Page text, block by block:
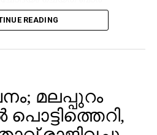
ശക്തമായി. പ്രതികളുടെ
പുറത്തുപോയെങ്കിലും,
അക്രമം
തിരിച്ചെത്തി
ബാര്‍ ഉടമ നല്‍കിയ
എത്തിയവരാണ്
READING
മലപ്പുറം